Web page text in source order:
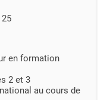
25
en formation
2 et 3
au cours de